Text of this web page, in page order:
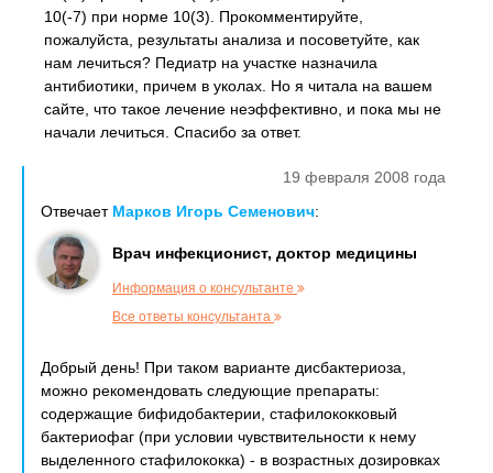
10(-7) при норме 10(3). Прокомментируйте,
пожалуйста, результаты анализа и посоветуйте, как
нам лечиться? Педиатр на участке назначила
антибиотики, причем в уколах. Но я читала на вашем
сайте, что такое лечение неэффективно, и пока мы не
начали лечиться. Спасибо за ответ.
19 февраля 2008 года
Отвечает Марков Игорь Семенович:
Врач инфекционист, доктор медицины
Информация о консультанте
Все ответы консультанта
Добрый день! При таком варианте дисбактериоза,
можно рекомендовать следующие препараты:
содержащие бифидобактерии, стафилококковый
бактериофаг (при условии чувствительности к нему
выделенного стафилококка) - в возрастных дозировках